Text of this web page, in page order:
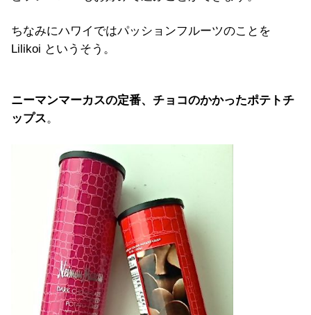
ちなみにハワイではパッションフルーツのことを
Lilikoi というそう。
ニーマンマーカスの定番、チョコのかかったポテトチ
ップス。